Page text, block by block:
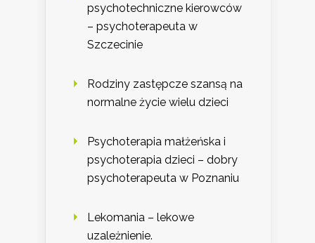
psychotechniczne kierowców
– psychoterapeuta w
Szczecinie
Rodziny zastępcze szansą na
normalne życie wielu dzieci
Psychoterapia małżeńska i
psychoterapia dzieci – dobry
psychoterapeuta w Poznaniu
Lekomania – lekowe
uzależnienie.